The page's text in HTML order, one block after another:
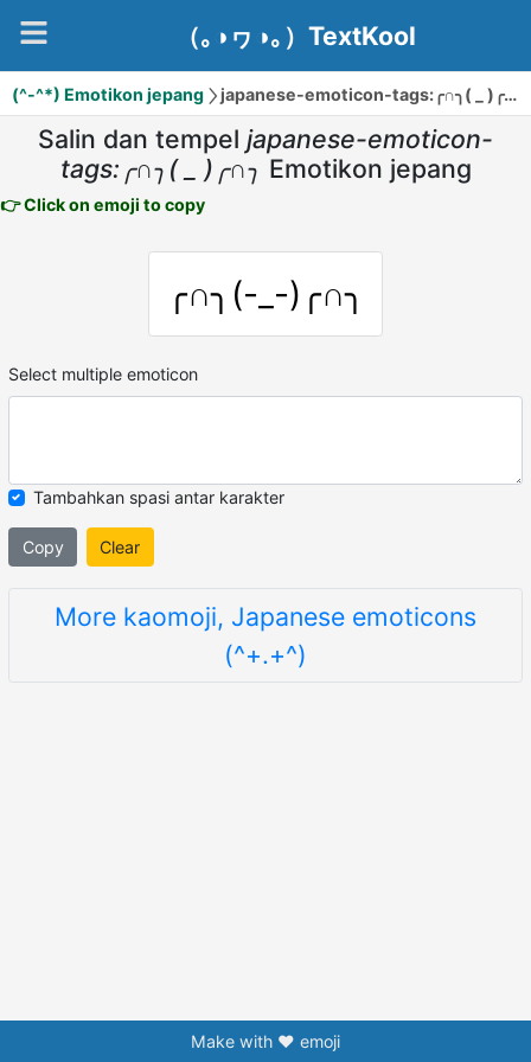
（｡◑ヮ◑｡）TextKool
(^-^*) Emotikon jepang japanese-emoticon-tags:╭∩╮( _ )╭∩╮
Salin dan tempel japanese-emoticon-
tags:╭∩╮( _ )╭∩╮ Emotikon jepang
👉 Click on emoji to copy
╭∩╮(-_-)╭∩╮
Select multiple emoticon
Tambahkan spasi antar karakter
Copy Clear
More kaomoji, Japanese emoticons
(^+.+^)
Make with ❤️ emoji